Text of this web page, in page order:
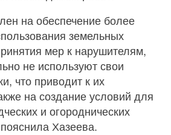
на обеспечение более
земельных
мер к нарушителям,
не используют свои
что приводит к их
на создание условий для
и огороднических
Хазеева.